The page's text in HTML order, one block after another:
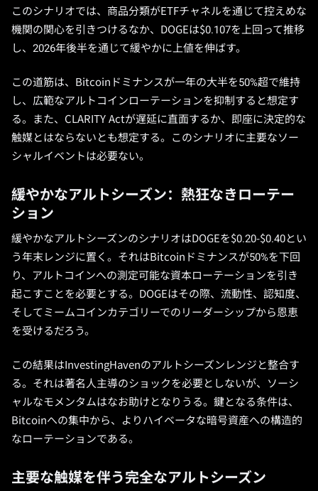
このシナリオでは、商品分類がETFチャネルを通じて控えめな
機関の関心を引きつけるなか、DOGEは$0.107を上回って推移
し、2026年後半を通じて緩やかに上値を伸ばす。
この道筋は、Bitcoinドミナンスが一年の大半を50%超で維持
し、広範なアルトコインローテーションを抑制すると想定す
る。また、CLARITY Actが遅延に直面するか、即座に決定的な
触媒とはならないとも想定する。このシナリオに主要なソー
シャルイベントは必要ない。
緩やかなアルトシーズン：熱狂なきローテー
ション
緩やかなアルトシーズンのシナリオはDOGEを$0.20-$0.40とい
う年末レンジに置く。それはBitcoinドミナンスが50%を下回
り、アルトコインへの測定可能な資本ローテーションを引き
起こすことを必要とする。DOGEはその際、流動性、認知度、
そしてミームコインカテゴリーでのリーダーシップから恩恵
を受けるだろう。
この結果はInvestingHavenのアルトシーズンレンジと整合す
る。それは著名人主導のショックを必要としないが、ソーシ
ャルなモメンタムはなお助けとなりうる。鍵となる条件は、
Bitcoinへの集中から、よりハイベータな暗号資産への構造的
なローテーションである。
主要な触媒を伴う完全なアルトシーズン